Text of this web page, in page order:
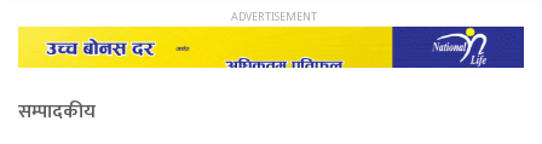
सम्पादकीय